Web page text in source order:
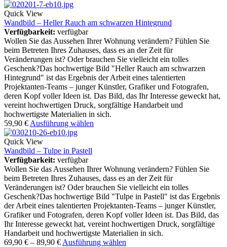
Quick View
Wandbild – Heller Rauch am schwarzen Hintegrund
Verfügbarkeit: verfügbar
Wollen Sie das Aussehen Ihrer Wohnung verändern? Fühlen Sie
beim Betreten Ihres Zuhauses, dass es an der Zeit für
Veränderungen ist? Oder brauchen Sie vielleicht ein tolles
Geschenk?Das hochwertige Bild "Heller Rauch am schwarzen
Hintegrund" ist das Ergebnis der Arbeit eines talentierten
Projektanten-Teams – junger Künstler, Grafiker und Fotografen,
deren Kopf voller Ideen ist. Das Bild, das Ihr Interesse geweckt hat,
vereint hochwertigen Druck, sorgfältige Handarbeit und
hochwertigste Materialien in sich.
59,90 € Ausführung wählen
Quick View
Wandbild – Tulpe in Pastell
Verfügbarkeit: verfügbar
Wollen Sie das Aussehen Ihrer Wohnung verändern? Fühlen Sie
beim Betreten Ihres Zuhauses, dass es an der Zeit für
Veränderungen ist? Oder brauchen Sie vielleicht ein tolles
Geschenk?Das hochwertige Bild "Tulpe in Pastell" ist das Ergebnis
der Arbeit eines talentierten Projektanten-Teams – junger Künstler,
Grafiker und Fotografen, deren Kopf voller Ideen ist. Das Bild, das
Ihr Interesse geweckt hat, vereint hochwertigen Druck, sorgfältige
Handarbeit und hochwertigste Materialien in sich.
69,90 € – 89,90 € Ausführung wählen